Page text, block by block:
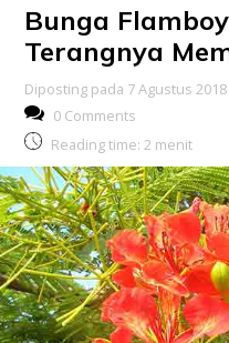
Bunga
Terangnya
Diposting pada 7 Agustus 2018
0 Comments
Reading time: 2 menit